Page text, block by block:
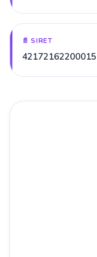
📄 SIRET
42172162200015